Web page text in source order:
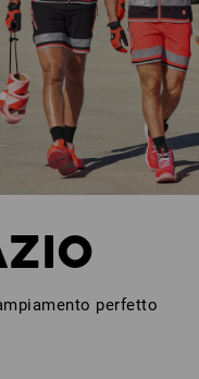
perfetto